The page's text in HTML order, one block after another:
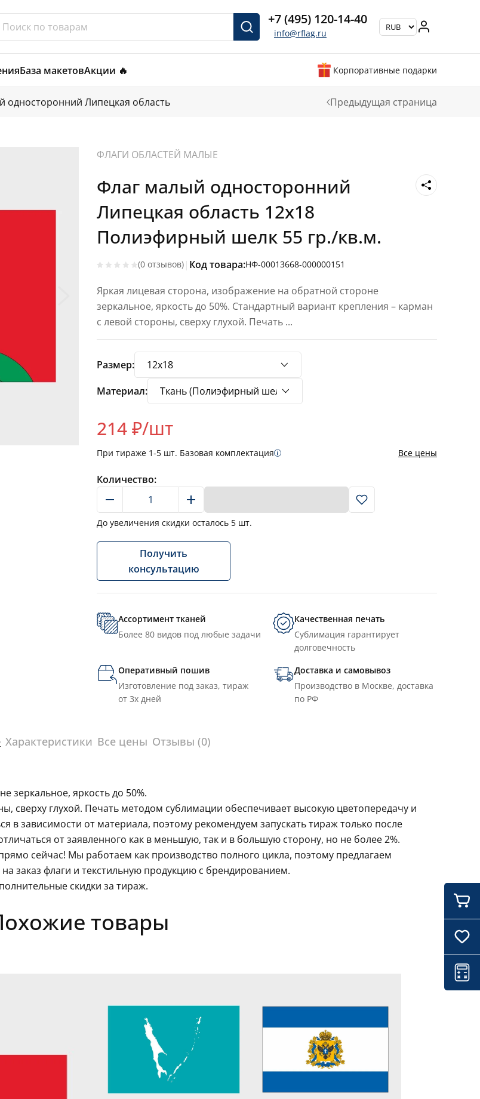
+7 (495) 120-14-40
info@rflag.ru
База макетовАкции 🔥 Корпоративные подарки
односторонний Липецкая область Предыдущая страница
ФЛАГИ ОБЛАСТЕЙ МАЛЫЕ
Флаг малый односторонний
Липецкая область 12х18
Полиэфирный шелк 55 гр./кв.м.
(0 отзывов) | Код товара:НФ-00013668-000000151
Яркая лицевая сторона, изображение на обратной стороне
зеркальное, яркость до 50%. Стандартный вариант крепления – карман
с левой стороны, сверху глухой. Печать ...
Размер:
Материал:
214₽/шт
При тираже 1-5 шт. Базовая комплектация Все цены
Количество:
До увеличения скидки осталось 5 шт.
Получить
консультацию
Ассортимент тканей
Более 80 видов под любые задачи
Качественная печать
Сублимация гарантирует
долговечность
Оперативный пошив
Изготовление под заказ, тираж
от 3х дней
Доставка и самовывоз
Производство в Москве, доставка
по РФ
Характеристики Все цены Отзывы (0)
зеркальное, яркость до 50%.
сверху глухой. Печать методом сублимации обеспечивает высокую цветопередачу и
в зависимости от материала, поэтому рекомендуем запускать тираж только после
от заявленного как в меньшую, так и в большую сторону, но не более 2%.
сейчас! Мы работаем как производство полного цикла, поэтому предлагаем
заказ флаги и текстильную продукцию с брендированием.
скидки за тираж.
товары